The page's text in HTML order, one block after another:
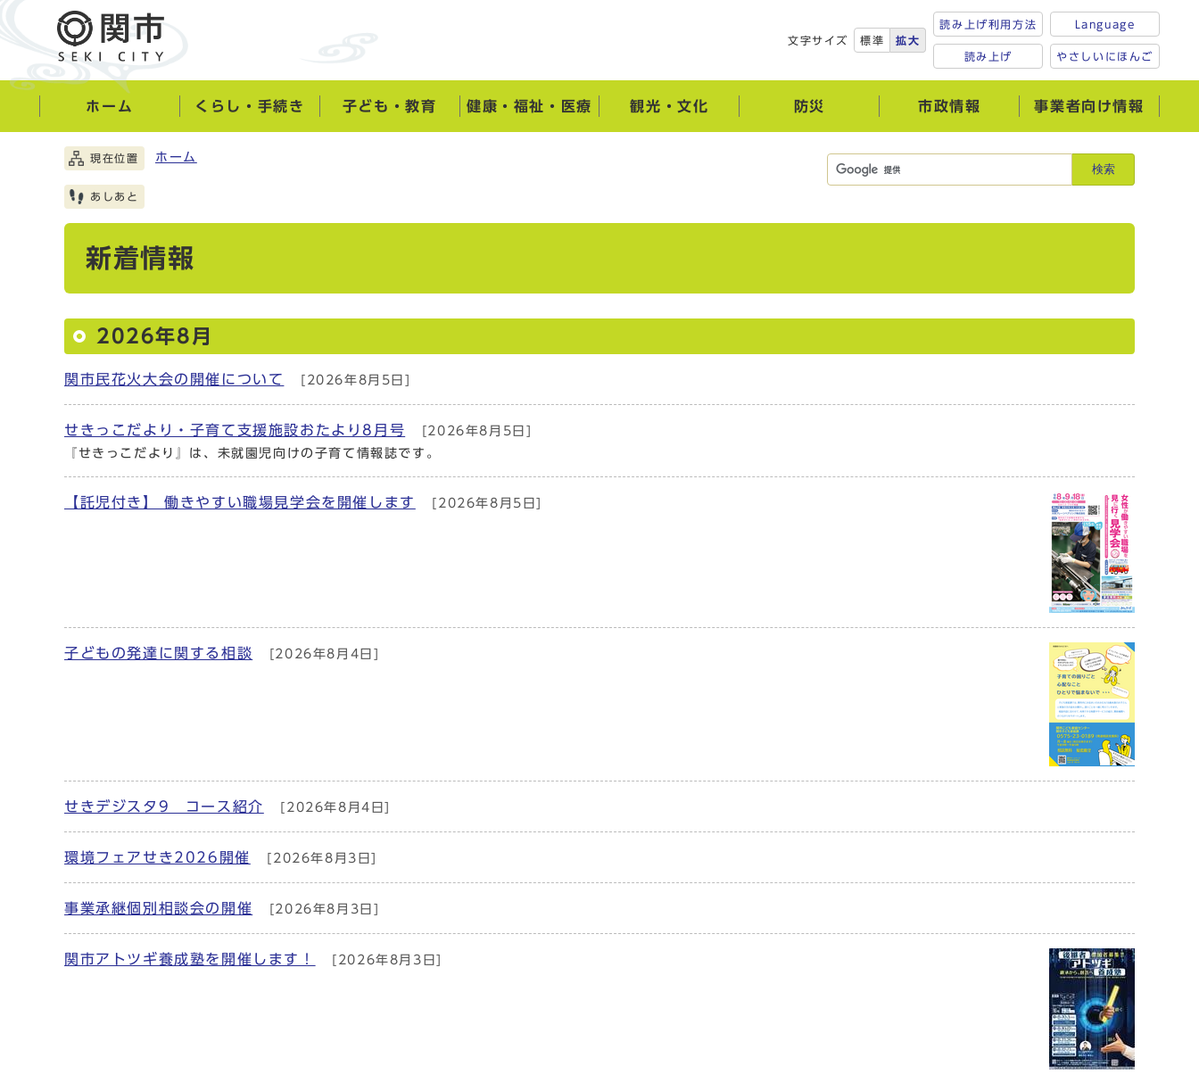
文字サイズ 標準 拡大
読み上げ利用方法
読み上げ
Language
やさしいにほんご
ホーム くらし・手続き 子ども・教育 健康・福祉・医療 観光・文化 防災 市政情報 事業者向け情報
検索
現在位置 ホーム
あしあと
新着情報
2026年8月
関市民花火大会の開催について [2026年8月5日]
せきっこだより・子育て支援施設おたより8月号
[2026年8月5日]
『せきっこだより』は、未就園児向けの子育て情報誌です。
【託児付き】 働きやすい職場見学会を開催します [2026年8月5日]
子どもの発達に関する相談 [2026年8月4日]
せきデジスタ9 コース紹介 [2026年8月4日]
環境フェアせき2026開催 [2026年8月3日]
事業承継個別相談会の開催 [2026年8月3日]
関市アトツギ養成塾を開催します！ [2026年8月3日]